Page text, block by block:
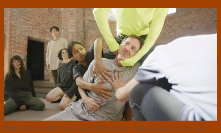
Dear Lord, you don’ took so many of my people. I’m just wonderin’ why you